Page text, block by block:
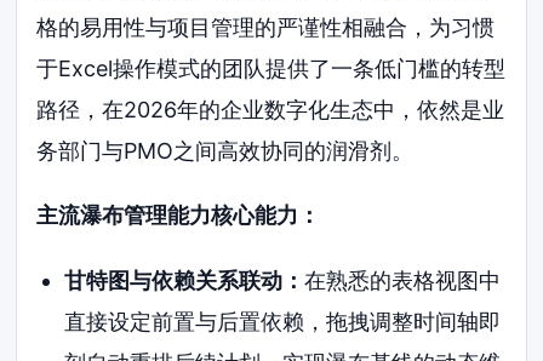
格的易用性与项目管理的严谨性相融合，为习惯
于Excel操作模式的团队提供了一条低门槛的转型
路径，在2026年的企业数字化生态中，依然是业
务部门与PMO之间高效协同的润滑剂。
主流瀑布管理能力核心能力：
甘特图与依赖关系联动： 在熟悉的表格视图中
直接设定前置与后置依赖，拖拽调整时间轴即